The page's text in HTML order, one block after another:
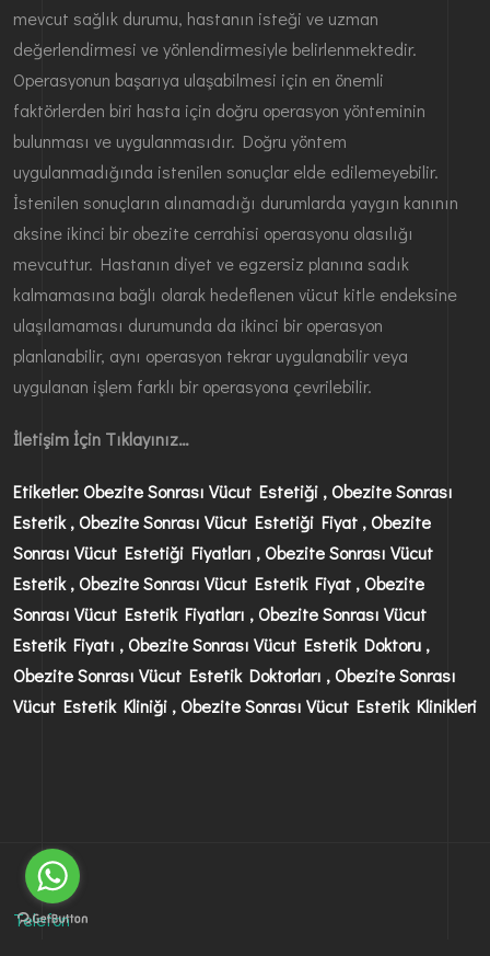
mevcut sağlık durumu, hastanın isteği ve uzman
değerlendirmesi ve yönlendirmesiyle belirlenmektedir.
Operasyonun başarıya ulaşabilmesi için en önemli
faktörlerden biri hasta için doğru operasyon yönteminin
bulunması ve uygulanmasıdır. Doğru yöntem
uygulanmadığında istenilen sonuçlar elde edilemeyebilir.
İstenilen sonuçların alınamadığı durumlarda yaygın kanının
aksine ikinci bir obezite cerrahisi operasyonu olasılığı
mevcuttur. Hastanın diyet ve egzersiz planına sadık
kalmamasına bağlı olarak hedeflenen vücut kitle endeksine
ulaşılamaması durumunda da ikinci bir operasyon
planlanabilir, aynı operasyon tekrar uygulanabilir veya
uygulanan işlem farklı bir operasyona çevrilebilir.
İletişim İçin Tıklayınız…
Etiketler: Obezite Sonrası Vücut Estetiği , Obezite Sonrası
Estetik , Obezite Sonrası Vücut Estetiği Fiyat , Obezite
Sonrası Vücut Estetiği Fiyatları , Obezite Sonrası Vücut
Estetik , Obezite Sonrası Vücut Estetik Fiyat , Obezite
Sonrası Vücut Estetik Fiyatları , Obezite Sonrası Vücut
Estetik Fiyatı , Obezite Sonrası Vücut Estetik Doktoru ,
Obezite Sonrası Vücut Estetik Doktorları , Obezite Sonrası
Vücut Estetik Kliniği , Obezite Sonrası Vücut Estetik Klinikleri
Telefon